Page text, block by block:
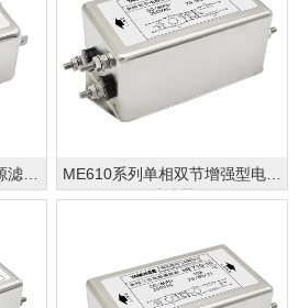
波
ME610系列单相双节增强型电源
滤波器